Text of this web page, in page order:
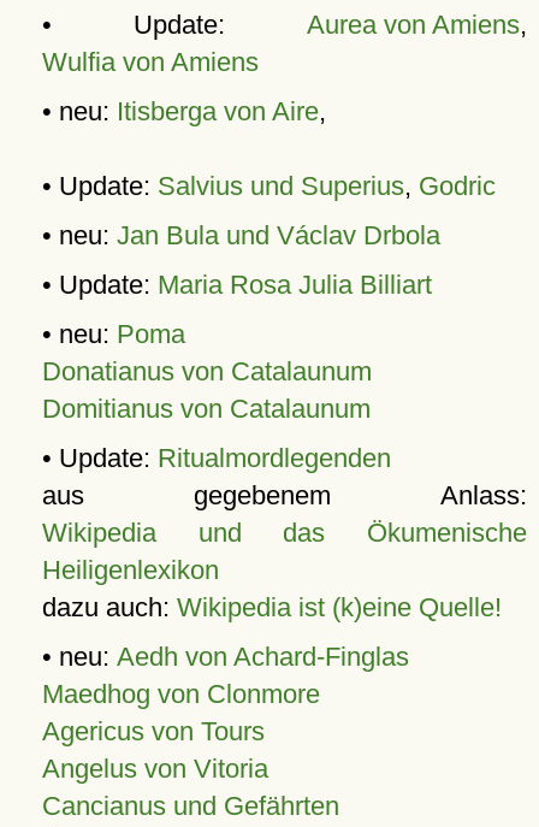
• Update: Aurea von Amiens,
Wulfia von Amiens
• neu: Itisberga von Aire,
• Update: Salvius und Superius, Godric
• neu: Jan Bula und Václav Drbola
• Update: Maria Rosa Julia Billiart
• neu: Poma
Donatianus von Catalaunum
Domitianus von Catalaunum
• Update: Ritualmordlegenden
aus gegebenem Anlass:
Wikipedia und das Ökumenische
Heiligenlexikon
dazu auch: Wikipedia ist (k)eine Quelle!
• neu: Aedh von Achard-Finglas
Maedhog von Clonmore
Agericus von Tours
Angelus von Vitoria
Cancianus und Gefährten